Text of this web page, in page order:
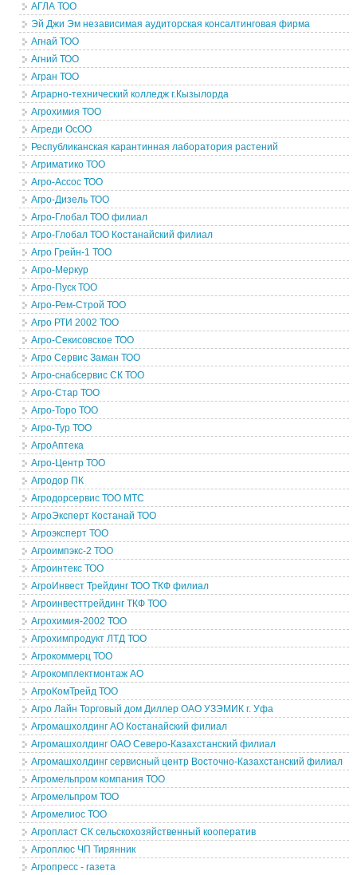
АГЛА ТОО
Эй Джи Эм независимая аудиторская консалтинговая фирма
Агнай ТОО
Агний ТОО
Агран ТОО
Аграрно-технический колледж г.Кызылорда
Агрохимия ТОО
Агреди ОсОО
Республиканская карантинная лаборатория растений
Агриматико ТОО
Агро-Ассос ТОО
Агро-Дизель ТОО
Агро-Глобал ТОО филиал
Агро-Глобал ТОО Костанайский филиал
Агро Грейн-1 ТОО
Агро-Меркур
Агро-Пуск ТОО
Агро-Рем-Строй ТОО
Агро РТИ 2002 ТОО
Агро-Секисовское ТОО
Агро Сервис Заман ТОО
Агро-снабсервис СК ТОО
Агро-Стар ТОО
Агро-Торо ТОО
Агро-Тур ТОО
АгроАптека
Агро-Центр ТОО
Агродор ПК
Агродорсервис ТОО МТС
АгроЭксперт Костанай ТОО
Агроэксперт ТОО
Агроимпэкс-2 ТОО
Агроинтекс ТОО
АгроИнвест Трейдинг ТОО ТКФ филиал
Агроинвесттрейдинг ТКФ ТОО
Агрохимия-2002 ТОО
Агрохимпродукт ЛТД ТОО
Агрокоммерц ТОО
Агрокомплектмонтаж АО
АгроКомТрейд ТОО
Агро Лайн Торговый дом Диллер ОАО УЗЭМИК г. Уфа
Агромашхолдинг АО Костанайский филиал
Агромашхолдинг ОАО Северо-Казахстанский филиал
Агромашхолдинг сервисный центр Восточно-Казахстанский филиал
Агромельпром компания ТОО
Агромельпром ТОО
Агромелиос ТОО
Агропласт СК сельскохозяйственный кооператив
Агроплюс ЧП Тирянник
Агропресс - газета